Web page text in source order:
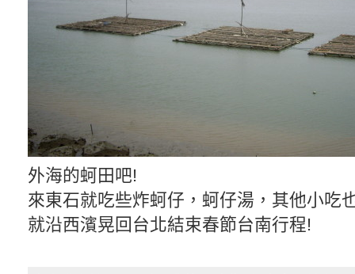
外海的蚵田吧!
來東石就吃些炸蚵仔，蚵仔湯，其他小吃
就沿西濱晃回台北結束春節台南行程!